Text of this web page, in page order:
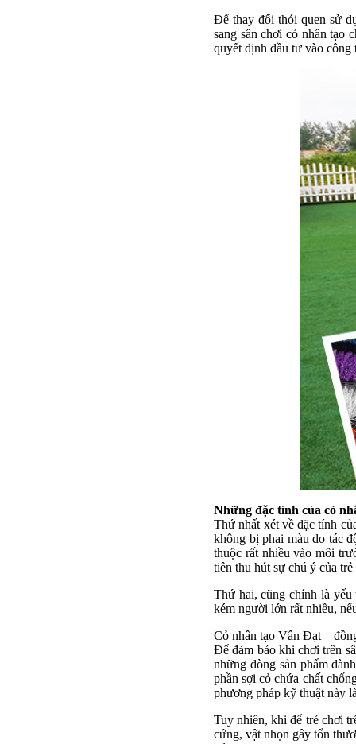
Để thay đổi thói quen sử
sang sân chơi cỏ nhân tạo
quyết định đầu tư vào
Những đặc tính của cỏ
Thứ nhất xét về đặc tính
không bị phai màu do tác
thuộc rất nhiều vào môi
tiên thu hút sự chú ý của
Thứ hai, cũng chính là yếu
kém người lớn rất nhiều,
Cỏ nhân tạo Vân Đạt –
Để đảm bảo khi chơi trên
những dòng sản phẩm
phần sợi cỏ chứa chất
phương pháp kỹ thuật này
Tuy nhiên, khi để trẻ chơi
cứng, vật nhọn gây tổn